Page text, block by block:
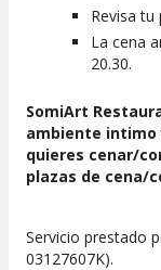
Revisa
La cena
20.30.
SomiArt
ambiente intimo
quieres cenar/
plazas de cena/
Servicio prestado
03127607K).